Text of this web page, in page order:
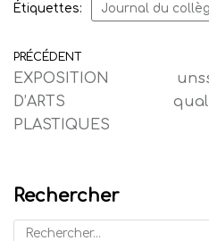
Étiquettes: Journal du
PRÉCÉDENT
EXPOSITION
D’ARTS
PLASTIQUES
Rechercher